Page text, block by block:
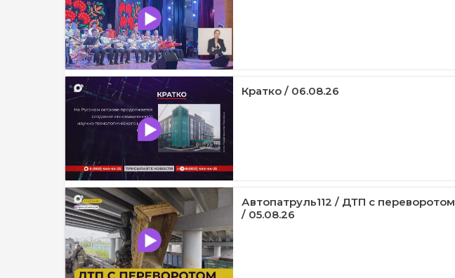
Кратко / 06.08.26
Автопатруль112 / ДТП с переворотом
/ 05.08.26